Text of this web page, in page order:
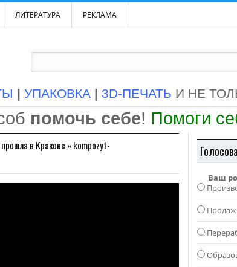
ЛИТЕРАТУРА РЕКЛАМА
| УПАКОВКА | 3D-ПЕЧАТЬ И НЕ
помочь себе! Помоги
в Кракове »kompozyt-
Ваш